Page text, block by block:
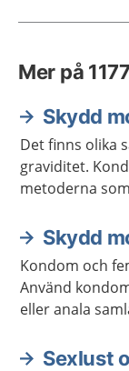
Mer på
Skydd
Det finns olika
graviditet.
metoderna
Skydd
Kondom och
Använd
eller anala
Sexlust